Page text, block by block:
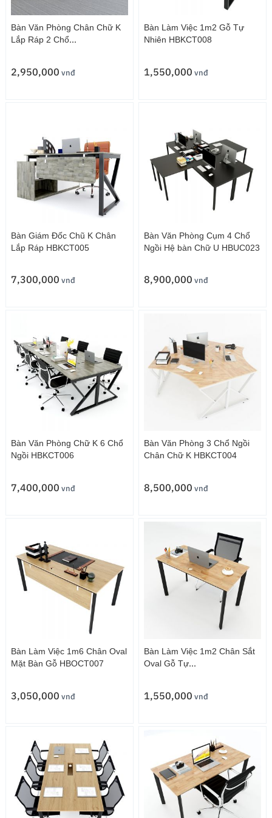
Bàn Văn Phòng Chân Chữ K
Lắp Ráp 2 Chổ
2,950,000 vnđ
Bàn Làm Việc 1m2 Gỗ Tự
Nhiên HBKCT008
1,550,000 vnđ
Bàn Giám Đốc Chũ K Chân
Lắp Ráp HBKCT005
7,300,000 vnđ
Bàn Văn Phòng Cụm 4 Chổ
Ngồi Hệ bàn Chữ U HBUC023
8,900,000 vnđ
Bàn Văn Phòng Chữ K 6 Chổ
Ngồi HBKCT006
7,400,000 vnđ
Bàn Văn Phòng 3 Chổ Ngồi
Chân Chữ K HBKCT004
8,500,000 vnđ
Bàn Làm Việc 1m6 Chân Oval
Mặt Bàn Gỗ HBOCT007
3,050,000 vnđ
Bàn Làm Việc 1m2 Chân Sắt
Oval Gỗ Tự
1,550,000 vnđ